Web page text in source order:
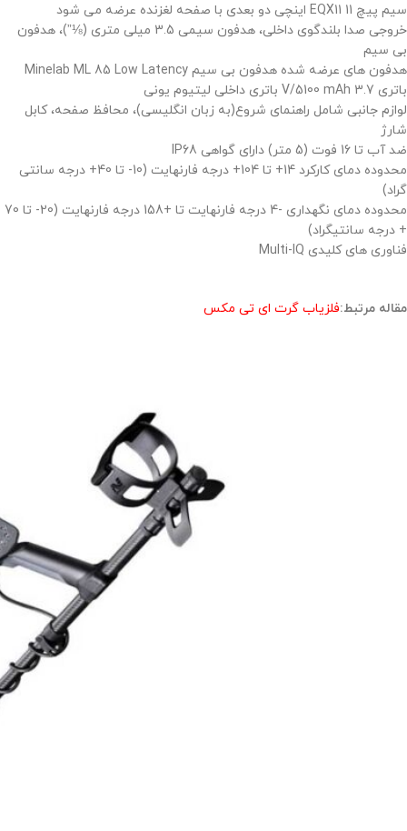
سیم پیچ EQX11 11 اینچی دو بعدی با صفحه لغزنده عرضه می شود
خروجی صدا بلندگوی داخلی، هدفون سیمی 3.5 میلی متری (⅛”)، هدفون
بی سیم
هدفون های عرضه شده هدفون بی سیم Minelab ML 85 Low Latency
باتری 3.7 V/5100 mAh باتری داخلی لیتیوم یونی
لوازم جانبی شامل راهنمای شروع(به زبان انگلیسی)، محافظ صفحه، کابل
شارژ
ضد آب تا 16 فوت (5 متر) دارای گواهی IP68
محدوده دمای کارکرد 14+ تا 104+ درجه فارنهایت (10- تا 40+ درجه سانتی
گراد)
محدوده دمای نگهداری -4 درجه فارنهایت تا +158 درجه فارنهایت (20- تا 70
+ درجه سانتیگراد)
فناوری های کلیدی Multi-IQ
مقاله مرتبط:فلزیاب گرت ای تی مکس